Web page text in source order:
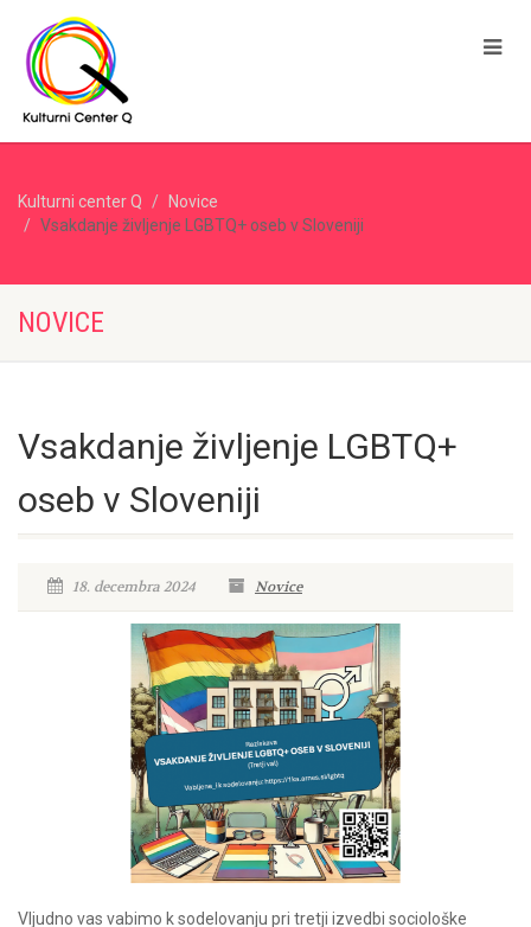
Kulturni center Q
Novice
Vsakdanje življenje LGBTQ+ oseb v Sloveniji
NOVICE
Vsakdanje življenje LGBTQ+
oseb v Sloveniji
18. decembra 2024 Novice
Vljudno vas vabimo k sodelovanju pri tretji izvedbi sociološke